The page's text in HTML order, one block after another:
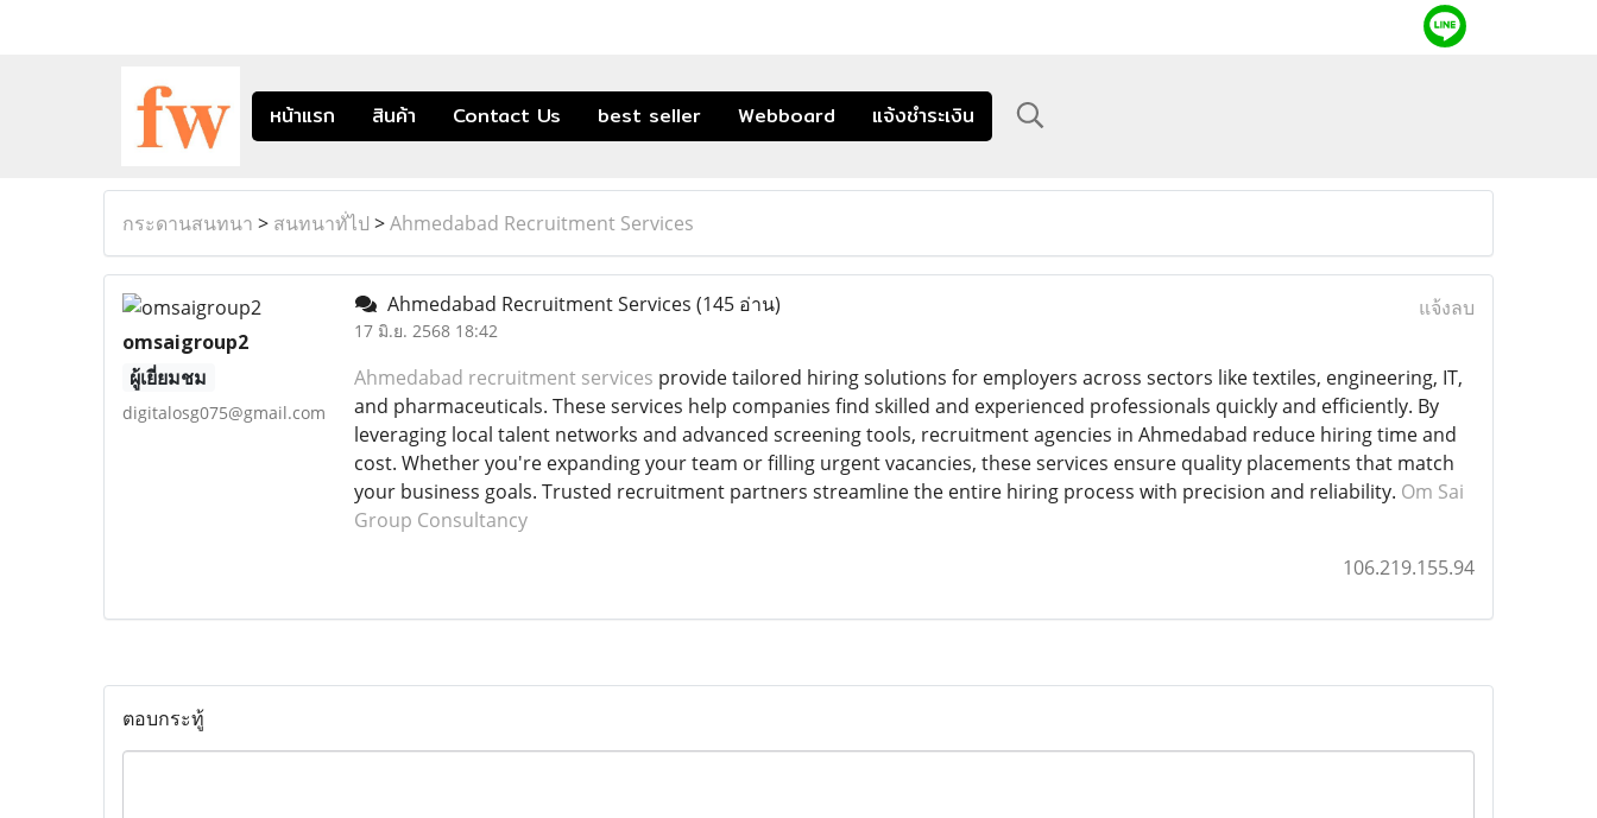
หน้าแรก สินค้า Contact Us best seller Webboard แจ้งชำระเงิน
กระดานสนทนา > สนทนาทั่ไป >Ahmedabad Recruitment Services
omsaigroup2
ผู้เยี่ยมชม
digitalosg075@gmail.com
Ahmedabad Recruitment Services (145 อ่าน)
17 มิ.ย. 2568 18:42
แจ้งลบ
Ahmedabad recruitment services provide tailored hiring solutions for employers across sectors like textiles, engineering, IT,
and pharmaceuticals. These services help companies find skilled and experienced professionals quickly and efficiently. By
leveraging local talent networks and advanced screening tools, recruitment agencies in Ahmedabad reduce hiring time and
cost. Whether you're expanding your team or filling urgent vacancies, these services ensure quality placements that match
your business goals. Trusted recruitment partners streamline the entire hiring process with precision and reliability. Om Sai
Group Consultancy
106.219.155.94
ตอบกระทู้